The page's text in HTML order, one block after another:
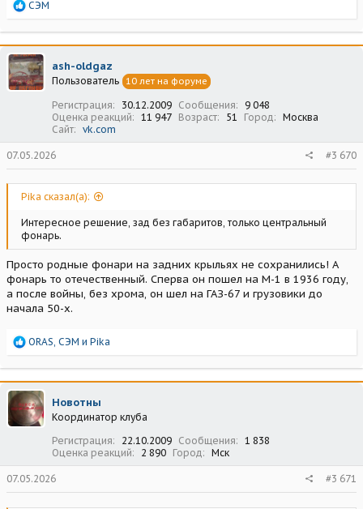
Р
а
к
ц
и
и
СЭМ
ash-oldgaz
Пользователь 10 лет на форуме
Регистрация 30.12.2009 Сообщения
9 048
Оценка реакций
11 947 Возраст 51 Город
Москва
Сайт
vk.com
07.05.2026 #3 670
Pika сказал(а):
Интересное решение, зад без габаритов, только центральный
фонарь.
Просто родные фонари на задних крыльях не сохранились! А
фонарь то отечественный. Сперва он пошел на М-1 в 1936 году,
а после войны, без хрома, он шел на ГАЗ-67 и грузовики до
начала 50-х.
Р
а
к
ц
и
и
ORAS, СЭМ и Pika
Новотны
Координатор клуба
Регистрация
22.10.2009 Сообщения
1 838
Оценка реакций
2 890 Город Мск
07.05.2026 #3 671